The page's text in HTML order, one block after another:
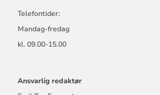
Telefontider:
Mandag-fredag
kl. 09.00-15.00
Ansvarlig redaktør